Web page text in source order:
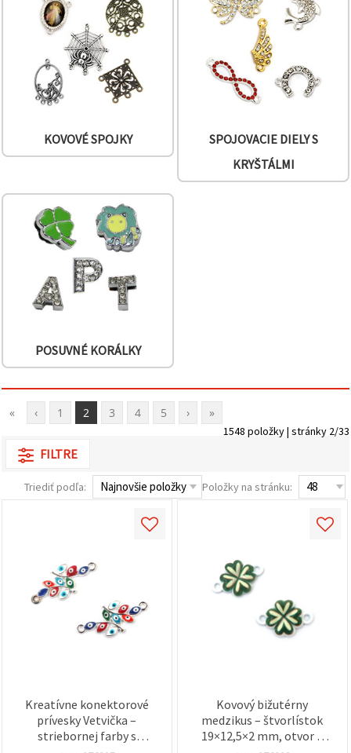
KOVOVÉ SPOJKY
SPOJOVACIE DIELY S
KRYŠTÁLMI
POSUVNÉ KORÁLKY
« ‹ 1 2 3 4 5 › »
1548 položky | stránky 2/33
FILTRE
Triediť podľa: Položky na stránku:
Kreatívne konektorové
prívesky Vetvička –
striebornej farby s
Kovový bižutérny
medzikus – štvorlístok
19×12,5×2 mm, otvor 2